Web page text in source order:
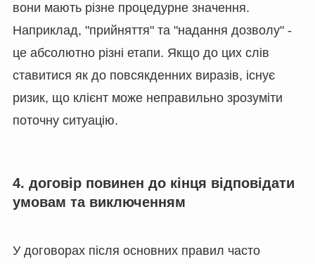
вони мають різне процедурне значення.
Наприклад, "прийняття" та "надання дозволу" -
це абсолютно різні етапи. Якщо до цих слів
ставитися як до повсякденних виразів, існує
ризик, що клієнт може неправильно зрозуміти
поточну ситуацію.
4. договір повинен до кінця відповідати
умовам та виключенням
У договорах після основних правил часто